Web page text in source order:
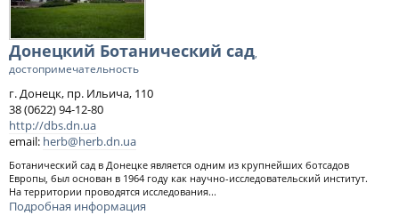
Донецкий Ботанический сад,
достопримечательность
г. Донецк, пр. Ильича, 110
38 (0622) 94-12-80
http://dbs.dn.ua
email: herb@herb.dn.ua
Ботанический сад в Донецке является одним из крупнейших ботсадов
Европы, был основан в 1964 году как научно-исследовательский институт.
На территории проводятся исследования...
Подробная информация